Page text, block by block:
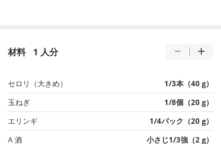
材料 1 人分
セロリ（大きめ）
1/3本（40 g）
玉ねぎ
1/8個（20 g）
エリンギ
1/4パック（20 g）
A 酒
小さじ1/3強（2 g）